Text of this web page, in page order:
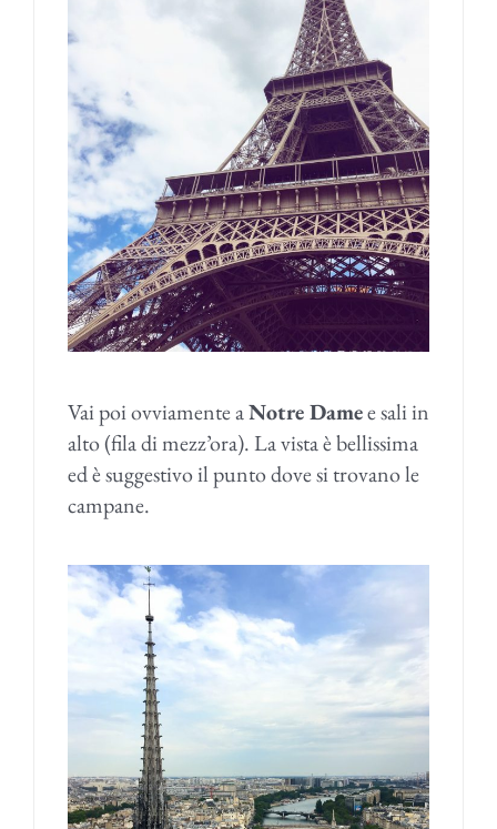
Vai poi ovviamente aNotre Damee sali in
alto (fila di mezz’ora). La vista è bellissima
ed è suggestivo il punto dove si trovano le
campane.